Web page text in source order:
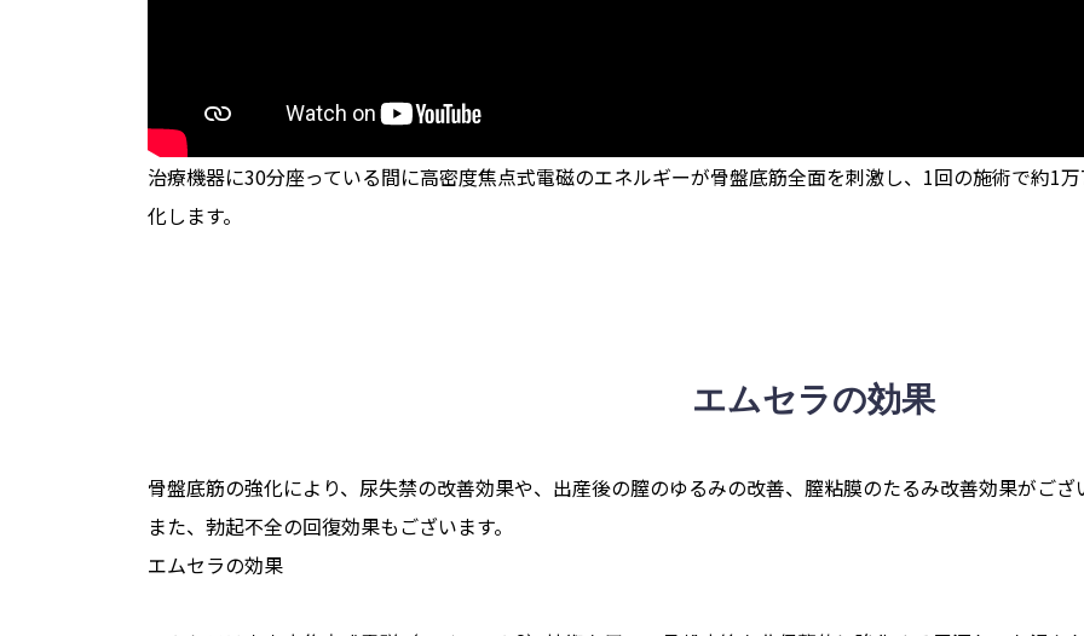
治療機器に30分座っている間に高密度焦点式電磁のエネルギーが骨盤底筋全面を刺激し、1回の施術で約1
化します。
エムセラの効果
骨盤底筋の強化により、尿失禁の改善効果や、出産後の膣のゆるみの改善、膣粘膜のたるみ改善効果がござ
また、勃起不全の回復効果もございます。
エムセラの効果